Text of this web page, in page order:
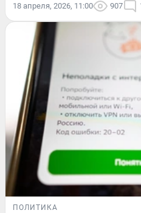
18 апреля, 2026, 11:00 907
ПОЛИТИКА